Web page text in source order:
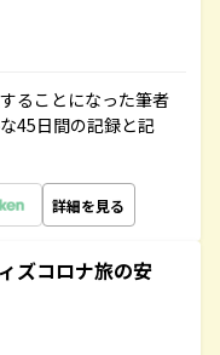
ることになった筆者
45日間の記録と記
詳細を見る
ズコロナ旅の安